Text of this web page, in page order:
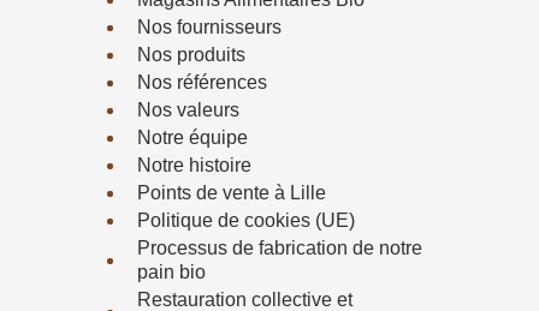
Nos fournisseurs
Nos produits
Nos références
Nos valeurs
Notre équipe
Notre histoire
Points de vente à Lille
Politique de cookies (UE)
Processus de fabrication de notre
pain bio
Restauration collective et